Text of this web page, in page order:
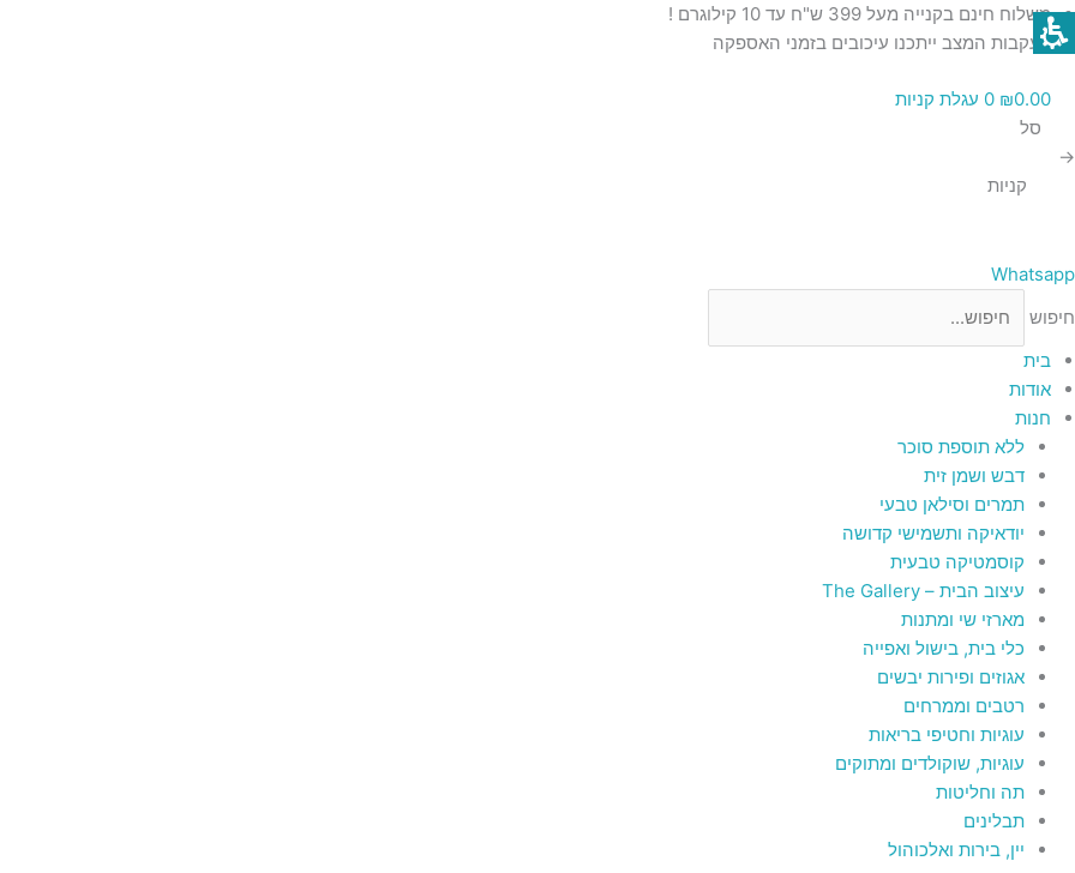
דילוג
לתוכן
משלוח חינם בקנייה מעל 399 ש"ח עד 10 קילוגרם !
בעקבות המצב ייתכנו עיכובים בזמני האספקה
₪0.00
0 עגלת קניות
סל
→
קניות
Whatsapp
חיפוש
בית
אודות
חנות
ללא תוספת סוכר
דבש ושמן זית
תמרים וסילאן טבעי
יודאיקה ותשמישי קדושה
קוסמטיקה טבעית
עיצוב הבית – The Gallery
מארזי שי ומתנות
כלי בית, בישול ואפייה
אגוזים ופירות יבשים
רטבים וממרחים
עוגיות וחטיפי בריאות
עוגיות, שוקולדים ומתוקים
תה וחליטות
תבלינים
יין, בירות ואלכוהול
כמות
של
טבעי
כמות
של
חלאווי
ק"ג
כמות
של
דרי
ק"ג
כמות
של
מג'הול
מארז
כמות
של
מג’הול
ק"ג